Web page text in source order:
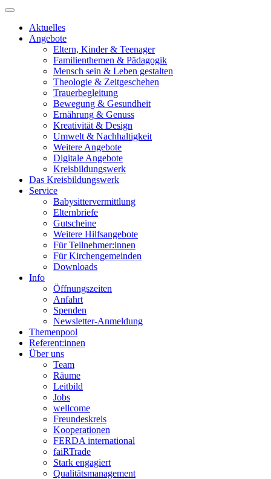
Aktuelles
Angebote
Eltern, Kinder & Teenager
Familienthemen & Pädagogik
Mensch sein & Leben gestalten
Theologie & Zeitgeschehen
Trauerbegleitung
Bewegung & Gesundheit
Ernährung & Genuss
Kreativität & Design
Umwelt & Nachhaltigkeit
Weitere Angebote
Digitale Angebote
Kreisbildungswerk
Das Kreisbildungswerk
Service
Babysittervermittlung
Elternbriefe
Gutscheine
Weitere Hilfsangebote
Für Teilnehmer:innen
Für Kirchengemeinden
Downloads
Info
Öffnungszeiten
Anfahrt
Spenden
Newsletter-Anmeldung
Themenpool
Referent:innen
Über uns
Team
Räume
Leitbild
Jobs
wellcome
Freundeskreis
Kooperationen
FERDA international
faiRTrade
Stark engagiert
Qualitätsmanagement